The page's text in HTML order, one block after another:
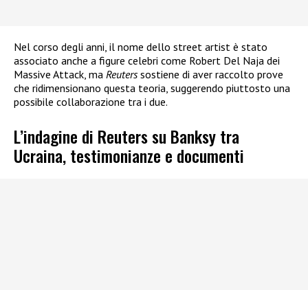
Nel corso degli anni, il nome dello street artist è stato
associato anche a figure celebri come Robert Del Naja dei
Massive Attack, ma Reuterssostiene di aver raccolto prove
che ridimensionano questa teoria, suggerendo piuttosto una
possibile collaborazione tra i due.
L’indagine di Reuters su Banksy tra
Ucraina, testimonianze e documenti